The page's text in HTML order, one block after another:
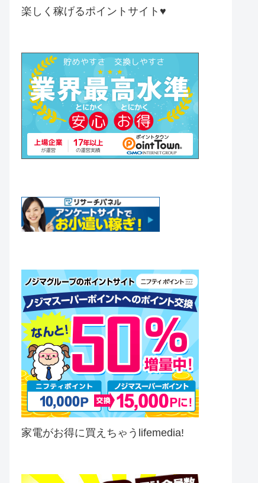
楽しく稼げるポイントサイト♥
家電がお得に買えちゃうlifemedia!